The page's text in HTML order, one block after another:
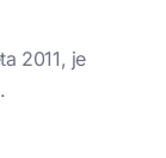
2011, je